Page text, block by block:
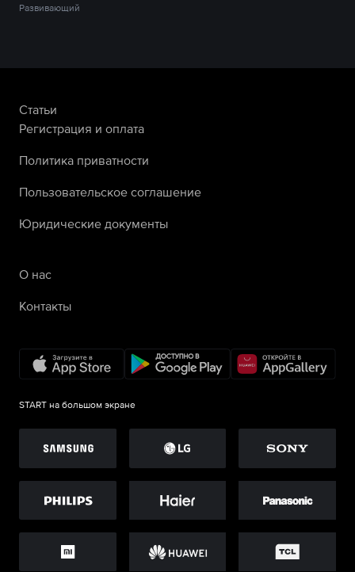
Развивающий
Статьи
Регистрация и оплата
Политика приватности
Пользовательское соглашение
Юридические документы
О нас
Контакты
START на большом экране